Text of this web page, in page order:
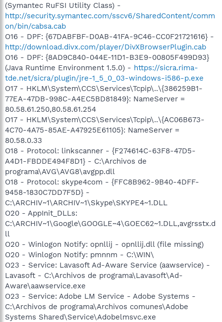
(Symantec RuFSI Utility Class) -
http://security.symantec.com/sscv6/SharedContent/comm
on/bin/cabsa.cab
O16 - DPF: {67DABFBF-D0AB-41FA-9C46-CC0F21721616} -
http://download.divx.com/player/DivXBrowserPlugin.cab
O16 - DPF: {8AD9C840-044E-11D1-B3E9-00805F499D93}
(Java Runtime Environment 1.5.0) - https://sicra.rima-
tde.net/sicra/plugin/jre-1_5_0_03-windows-i586-p.exe
O17 - HKLM\System\CCS\Services\Tcpip\..\{386259B1-
77EA-47DB-998C-A4EC5BD81849}: NameServer =
80.58.61.250,80.58.61.254
O17 - HKLM\System\CCS\Services\Tcpip\..\{AC06B673-
4C70-4A75-85AE-A47925E61105}: NameServer =
80.58.0.33
O18 - Protocol: linkscanner - {F274614C-63F8-47D5-
A4D1-FBDDE494F8D1} - C:\Archivos de
programa\AVG\AVG8\avgpp.dll
O18 - Protocol: skype4com - {FFC8B962-9B40-4DFF-
9458-1830C7DD7F5D} -
C:\ARCHIV~1\ARCHIV~1\Skype\SKYPE4~1.DLL
O20 - AppInit_DLLs:
C:\ARCHIV~1\Google\GOOGLE~4\GOEC62~1.DLL,avgrsstx.d
ll
O20 - Winlogon Notify: opnllij - opnllij.dll (file missing)
O20 - Winlogon Notify: pmnnm - C:\WIN\
O23 - Service: Lavasoft Ad-Aware Service (aawservice) -
Lavasoft - C:\Archivos de programa\Lavasoft\Ad-
Aware\aawservice.exe
O23 - Service: Adobe LM Service - Adobe Systems -
C:\Archivos de programa\Archivos comunes\Adobe
Systems Shared\Service\Adobelmsvc.exe